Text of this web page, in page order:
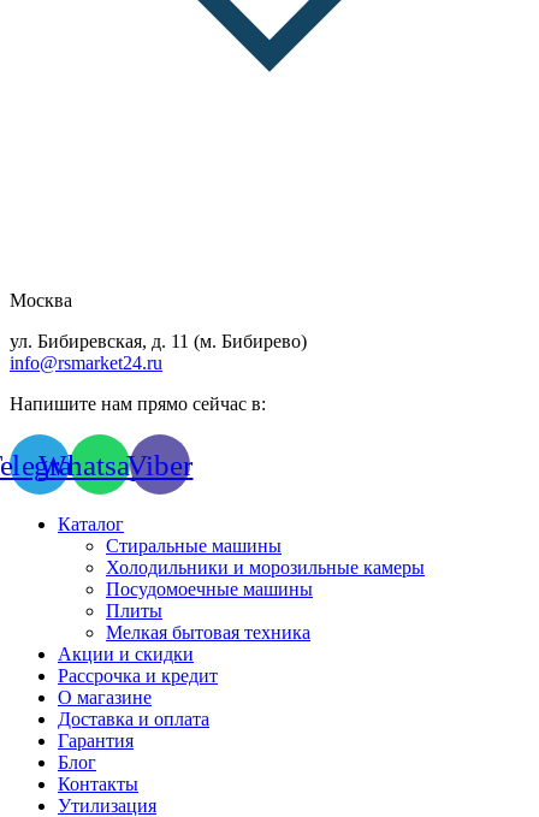
Москва
ул. Бибиревская, д. 11 (м. Бибирево)
info@rsmarket24.ru
Напишите нам прямо сейчас в:
WhatsappViber
Каталог
Стиральные машины
Холодильники и морозильные камеры
Посудомоечные машины
Плиты
Мелкая бытовая техника
Акции и скидки
Рассрочка и кредит
О магазине
Доставка и оплата
Гарантия
Блог
Контакты
Утилизация